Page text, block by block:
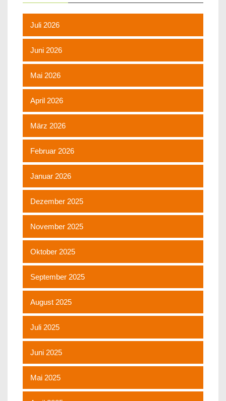
Juli 2026
Juni 2026
Mai 2026
April 2026
März 2026
Februar 2026
Januar 2026
Dezember 2025
November 2025
Oktober 2025
September 2025
August 2025
Juli 2025
Juni 2025
Mai 2025